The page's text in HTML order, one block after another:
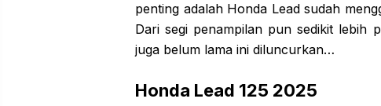
penting adalah Honda Lead sudah
Dari segi penampilan pun sedikit lebih
juga belum lama ini diluncurkan…
Honda Lead 125 2025